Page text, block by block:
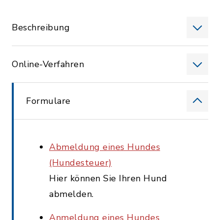
Beschreibung
Online-Verfahren
Formulare
Abmeldung eines Hundes
(Hundesteuer)
Hier können Sie Ihren Hund
abmelden.
Anmeldung eines Hundes